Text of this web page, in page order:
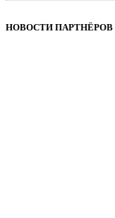
НОВОСТИ ПАРТНЁРОВ